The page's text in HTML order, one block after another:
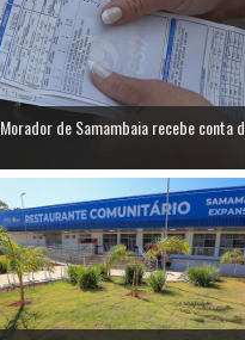
Morador de Samambaia recebe conta d...